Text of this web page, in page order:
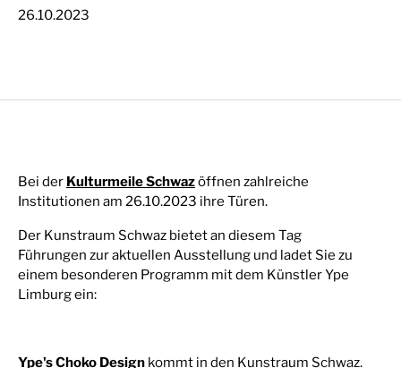
26.10.2023
Bei der Kulturmeile Schwazöffnen zahlreiche
Institutionen am 26.10.2023 ihre Türen.
Der Kunstraum Schwaz bietet an diesem Tag
Führungen zur aktuellen Ausstellung und ladet Sie zu
einem besonderen Programm mit dem Künstler Ype
Limburg ein:
Ype's Choko Design kommt in den Kunstraum Schwaz.